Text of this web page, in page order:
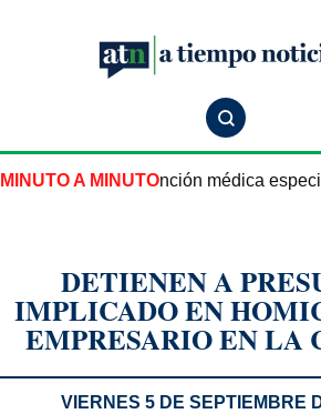
MINUTO A MINUTO
garantiza atención médica
DETIENEN A
IMPLICADO EN
EMPRESARIO EN LA
VIERNES 5 DE SEPTIEMBRE